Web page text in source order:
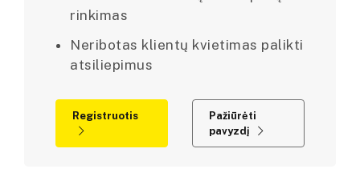
rinkimas
Neribotas klientų kvietimas palikti
atsiliepimus
Registruotis
Pažiūrėti
pavyzdį